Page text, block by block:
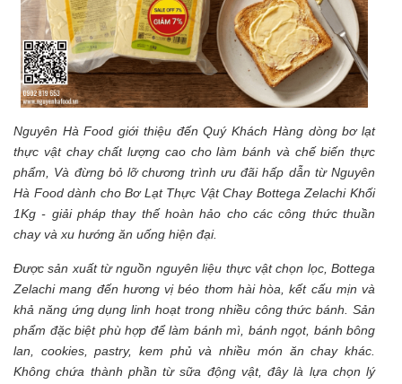
Nguyên Hà Food giới thiệu đến Quý Khách Hàng dòng bơ lạt
thực vật chay chất lượng cao cho làm bánh và chế biến thực
phẩm, Và đừng bỏ lỡ chương trình ưu đãi hấp dẫn từ Nguyên
Hà Food dành cho Bơ Lạt Thực Vật Chay Bottega Zelachi Khối
1Kg - giải pháp thay thế hoàn hảo cho các công thức thuần
chay và xu hướng ăn uống hiện đại.
Được sản xuất từ nguồn nguyên liệu thực vật chọn lọc, Bottega
Zelachi mang đến hương vị béo thơm hài hòa, kết cấu mịn và
khả năng ứng dụng linh hoạt trong nhiều công thức bánh. Sản
phẩm đặc biệt phù hợp để làm bánh mì, bánh ngọt, bánh bông
lan, cookies, pastry, kem phủ và nhiều món ăn chay khác.
Không chứa thành phần từ sữa động vật, đây là lựa chọn lý